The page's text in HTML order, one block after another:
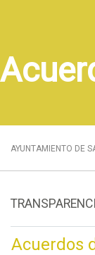
AYUNTAMIENTO DE
Acuerdos